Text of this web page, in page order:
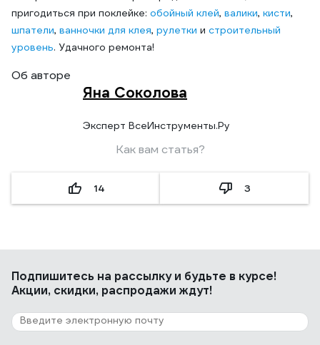
пригодиться при поклейке: обойный клей, валики, кисти,
шпатели, ванночки для клея, рулетки и строительный
уровень. Удачного ремонта!
Об авторе
Яна Соколова
Эксперт ВсеИнструменты.Ру
Как вам статья?
14 3
Подпишитесь на рассылкуи будьте в курсе!
Акции, скидки, распродажи ждут!